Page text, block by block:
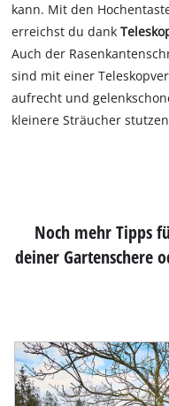
kann. Mit den
erreichst du dank
Auch der
sind mit einer
aufrecht und
kleinere Sträucher
Noch mehr Tipps
deiner Gartenschere